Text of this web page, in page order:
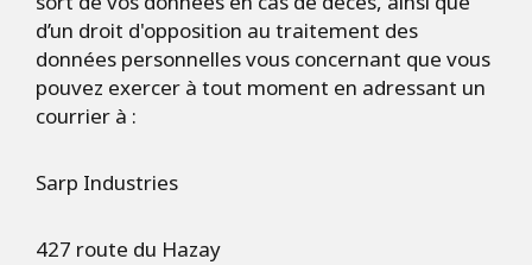
d’un droit d'opposition au traitement des
données personnelles vous concernant que vous
pouvez exercer à tout moment en adressant un
courrier à :
Sarp Industries
427 route du Hazay